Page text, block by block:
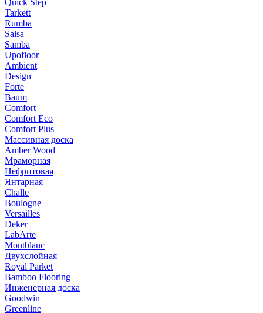
Quick Step
Tarkett
Rumba
Salsa
Samba
Upofloor
Ambient
Design
Forte
Baum
Comfort
Comfort Eco
Comfort Plus
Массивная доска
Amber Wood
Мраморная
Нефритовая
Янтарная
Challe
Boulogne
Versailles
Deker
LabArte
Montblanc
Двухслойная
Royal Parket
Bamboo Flooring
Инженерная доска
Goodwin
Greenline